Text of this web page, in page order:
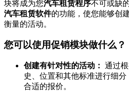
块将成为您汽车租赁程序不可或缺
汽车租赁软件的功能，使您能够创
衡量的活动。
您可以使用促销模块做什么？
创建有针对性的活动： 通过
史、位置和其他标准进行细
合适的报价。